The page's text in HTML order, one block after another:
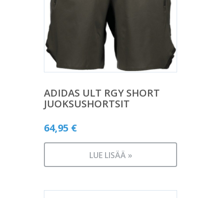
ADIDAS ULT RGY SHORT
JUOKSUSHORTSIT
64,95 €
LUE LISÄÄ »